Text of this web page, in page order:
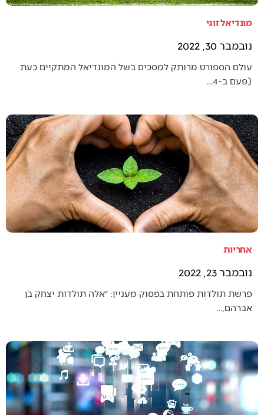
מונדיאל זוגי
נובמבר 30, 2022
עולם הספורט מרותק למסכים בשל המונדיאל המתקיים כעת
(פעם ב-4…
אחריות
נובמבר 23, 2022
פרשת תולדות פותחת בפסוק מעניין: ״אלה תולדות יצחק בן
אברהם,…